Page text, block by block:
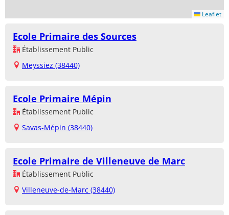
Leaflet
Ecole Primaire des Sources
Établissement Public
Meyssiez (38440)
Ecole Primaire Mépin
Établissement Public
Savas-Mépin (38440)
Ecole Primaire de Villeneuve de Marc
Établissement Public
Villeneuve-de-Marc (38440)